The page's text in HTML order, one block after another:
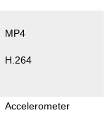
MP4
H.264
Accelerometer